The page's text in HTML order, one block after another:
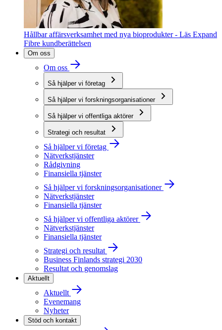
Hållbar affärsverksamhet med nya bioprodukter - Läs Expand
Fibre kundberättelsen
Om oss
Om oss
Så hjälper vi företag
Så hjälper vi forskningsorganisationer
Så hjälper vi offentliga aktörer
Strategi och resultat
Så hjälper vi företag
Nätverkstjänster
Rådgivning
Finansiella tjänster
Så hjälper vi forskningsorganisationer
Nätverkstjänster
Finansiella tjänster
Så hjälper vi offentliga aktörer
Nätverkstjänster
Finansiella tjänster
Strategi och resultat
Business Finlands strategi 2030
Resultat och genomslag
Aktuellt
Aktuellt
Evenemang
Nyheter
Stöd och kontakt